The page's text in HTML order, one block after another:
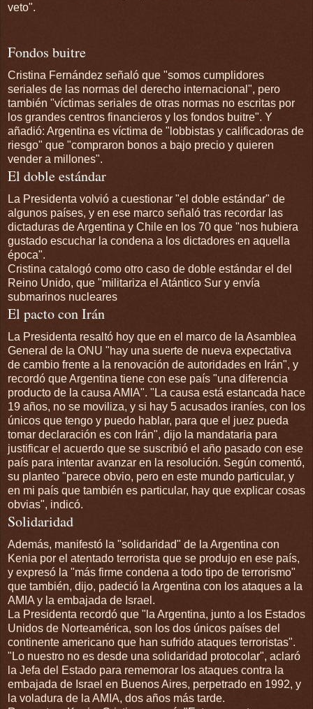
veto".
Fondos buitre
Cristina Fernández señaló que "somos cumplidores
seriales de las normas del derecho internacional", pero
también "víctimas seriales de otras normas no escritas por
los grandes centros financieros y los fondos buitre". Y
añadió: Argentina es víctima de "lobbistas y calificadoras de
riesgo" que "compraron bonos a bajo precio y quieren
vender a millones".
El doble estándar
La Presidenta volvió a cuestionar "el doble estándar" de
algunos países, y en ese marco señaló tras recordar las
dictaduras de Argentina y Chile en los 70 que "nos hubiera
gustado escuchar la condena a los dictadores en aquella
época".
Cristina catalogó como otro caso de doble estándar el del
Reino Unido, que "militariza el Atántico Sur y envía
submarinos nucleares
El pacto con Irán
La Presidenta resaltó hoy que en el marco de la Asamblea
General de la ONU "hay una suerte de nueva expectativa
de cambio frente a la renovación de autoridades en Irán", y
recordó que Argentina tiene con ese país "una diferencia
producto de la causa AMIA". "La causa está estancada hace
19 años, no se moviliza, y si hay 5 acusados iraníes, con los
únicos que tengo y puedo hablar, para que el juez pueda
tomar declaración es con Irán", dijo la mandataria para
justificar el acuerdo que se suscribió el año pasado con ese
país para intentar avanzar en la resolución. Según comentó,
su planteo "parece obvio, pero en este mundo particular, y
en mi país que también es particular, hay que explicar cosas
obvias", indicó.
Solidaridad
Además, manifestó la "solidaridad" de la Argentina con
Kenia por el atentado terrorista que se produjo en ese país,
y expresó la "más firme condena a todo tipo de terrorismo"
que también, dijo, padeció la Argentina con los ataques a la
AMIA y la embajada de Israel.
La Presidenta recordó que "la Argentina, junto a los Estados
Unidos de Norteamérica, son los dos únicos países del
continente americano que han sufrido ataques terroristas".
"Lo nuestro no es desde una solidaridad protocolar", aclaró
la Jefa del Estado para rememorar los ataques contra la
embajada de Israel en Buenos Aires, perpetrado en 1992, y
la voladura de la AMIA, dos años más tarde.